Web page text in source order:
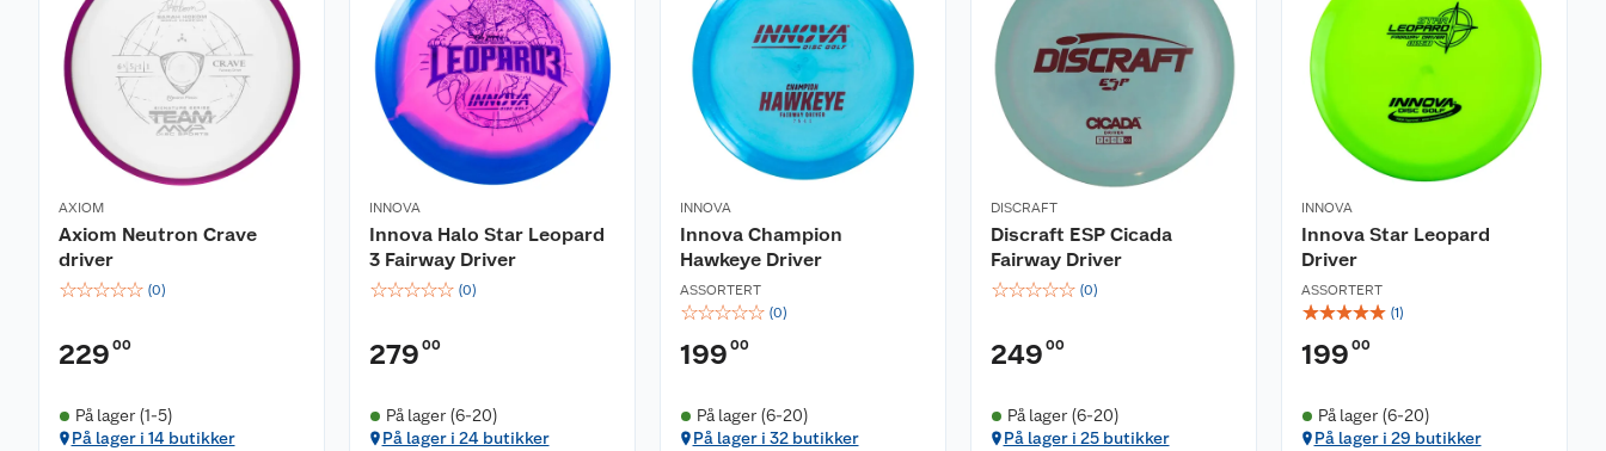
AXIOM
Axiom Neutron Crave
driver
☆☆☆☆☆ (0)
229 00
På lager (1-5)
På lager i 14 butikker
INNOVA
Innova Halo Star Leopard
3 Fairway Driver
☆☆☆☆☆ (0)
279 00
På lager (6-20)
På lager i 24 butikker
INNOVA
Innova Champion
Hawkeye Driver
ASSORTERT
☆☆☆☆☆ (0)
199 00
På lager (6-20)
På lager i 32 butikker
DISCRAFT
Discraft ESP Cicada
Fairway Driver
☆☆☆☆☆ (0)
249 00
På lager (6-20)
På lager i 25 butikker
INNOVA
Innova Star Leopard
Driver
ASSORTERT
☆☆☆☆☆ (1)
199 00
På lager (6-20)
På lager i 29 butikker